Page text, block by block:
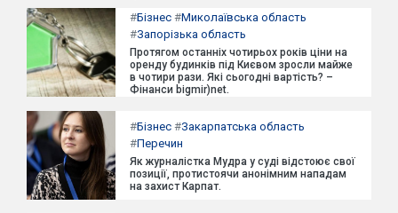
#Бізнес #Миколаївська область
#Запорізька область
Протягом останніх чотирьох років ціни на
оренду будинків під Києвом зросли майже
в чотири рази. Які сьогодні вартість? –
Фінанси bigmir)net.
#Бізнес #Закарпатська область
#Перечин
Як журналістка Мудра у суді відстоює свої
позиції, протистоячи анонімним нападам
на захист Карпат.